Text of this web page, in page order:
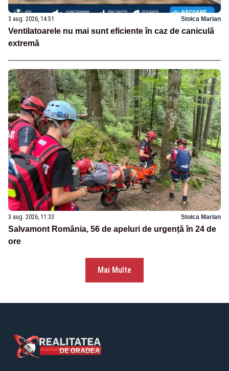
3 aug. 2026, 14:51 Stoica Marian
Ventilatoarele nu mai sunt eficiente în caz de caniculă
extremă
3 aug. 2026, 11:33 Stoica Marian
Salvamont România, 56 de apeluri de urgență în 24 de
ore
Mai Multe